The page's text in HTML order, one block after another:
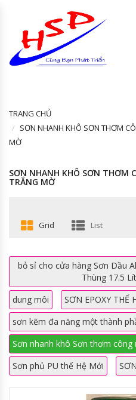
TRANG CHỦ
SƠN NHANH KHÔ SƠN THƠM
MỜ
SƠN NHANH KHÔ SƠN THƠM
TRẮNG MỜ
Grid List
bỏ sỉ cho cửa hàng Sơn Dầu
Thùng 17.5
dung môi
SƠN EPOXY THẾ
sơn kẽm đa năng một thành
Sơn nhanh khô Sơn thơm
Sơn phủ PU thế Hệ Mới